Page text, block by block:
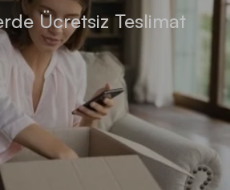
Ücretsiz Teslimat